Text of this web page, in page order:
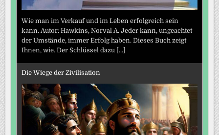
Wie man im Verkauf und im Leben erfolgreich sein
kann. Autor: Hawkins, Norval A. Jeder kann, ungeachtet
der Umstände, immer Erfolg haben. Dieses Buch zeigt
Ihnen, wie. Der Schlüssel dazu
[...]
Die Wiege der Zivilisation